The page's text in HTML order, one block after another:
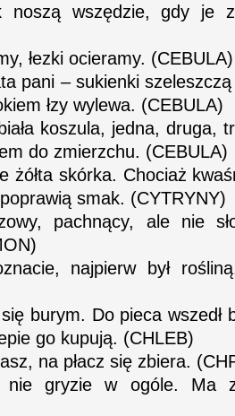
noszą wszędzie, gdy je
łezki ocieramy. (CEBULA)
pani – sukienki
łzy wylewa. (CEBULA)
koszula, jedna, druga,
do zmierzchu. (CEBULA)
żółta skórka. Chociaż
smak. (CYTRYNY)
pachnący, ale nie
najpierw był
się burym. Do pieca wszedł
go kupują. (CHLEB)
na płacz się zbiera.
gryzie w ogóle. Ma